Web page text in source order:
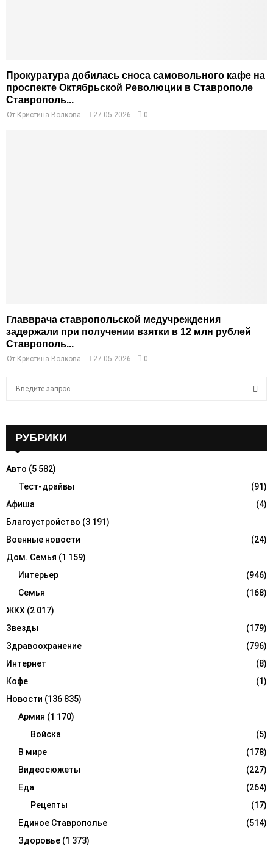
Прокуратура добилась сноса самовольного кафе на
проспекте Октябрьской Революции в Ставрополе
Ставрополь...
От Кристина Волкова 27.05.2026 0
Главврача ставропольской медучреждения
задержали при получении взятки в 12 млн рублей
Ставрополь...
От Кристина Волкова 27.05.2026 0
o
R
C
H
РУБРИКИ
Авто (5 582)
Тест-драйвы
(91)
Афиша
(4)
Благоустройство (3 191)
Военные новости
(24)
Дом. Семья (1 159)
Интерьер
(946)
Семья
(168)
ЖКХ (2 017)
Звезды
(179)
Здравоохранение
(796)
Интернет
(8)
Кофе
(1)
Новости (136 835)
Армия (1 170)
Войска
(5)
В мире
(178)
Видеосюжеты
(227)
Еда
(264)
Рецепты
(17)
Единое Ставрополье
(514)
Здоровье (1 373)